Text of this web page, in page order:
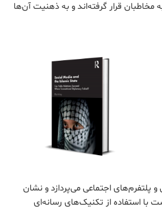
مخاطبان قرار گرفته‌اند و به ذهنیت‌ آن‌ها
پلتفرم‌های اجتماعی می‌پردازد و نشان
استفاده از تکنیک‌های رسانه‌ای